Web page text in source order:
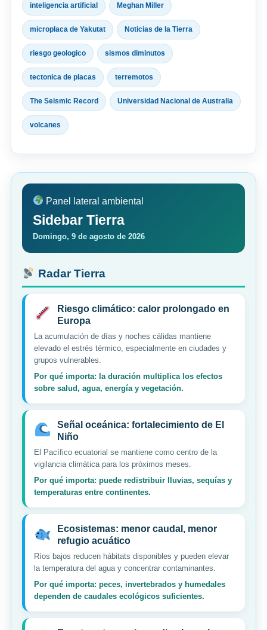
inteligencia artificial Meghan Miller
microplaca de Yakutat Noticias de la Tierra
riesgo geologico sismos diminutos
tectonica de placas terremotos
The Seismic Record Universidad Nacional de Australia
volcanes
Panel lateral ambiental
Sidebar Tierra
Domingo, 9 de agosto de 2026
Radar Tierra
Riesgo climático: calor prolongado en
Europa
La acumulación de días y noches cálidas mantiene
elevado el estrés térmico, especialmente en ciudades y
grupos vulnerables.
Por qué importa: la duración multiplica los efectos
sobre salud, agua, energía y vegetación.
Señal oceánica: fortalecimiento de El
Niño
El Pacífico ecuatorial se mantiene como centro de la
vigilancia climática para los próximos meses.
Por qué importa: puede redistribuir lluvias, sequías y
temperaturas entre continentes.
Ecosistemas: menor caudal, menor
refugio acuático
Ríos bajos reducen hábitats disponibles y pueden elevar
la temperatura del agua y concentrar contaminantes.
Por qué importa: peces, invertebrados y humedales
dependen de caudales ecológicos suficientes.